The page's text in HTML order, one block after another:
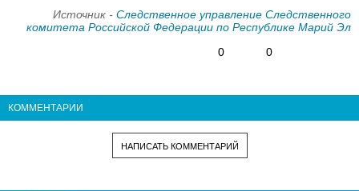
Источник - Следственное управление Следственного
комитета Российской Федерации по Республике Марий Эл
0
0
КОММЕНТАРИИ
НАПИСАТЬ КОММЕНТАРИЙ